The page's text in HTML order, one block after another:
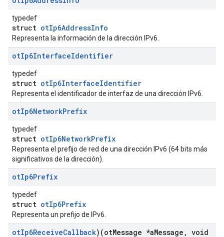
typedef
struct otIp6AddressInfo
Representa la información de la dirección IPv6.
otIp6InterfaceIdentifier
typedef
struct otIp6InterfaceIdentifier
Representa el identificador de interfaz de una dirección IPv6.
otIp6NetworkPrefix
typedef
struct otIp6NetworkPrefix
Representa el prefijo de red de una dirección IPv6 (64 bits más
significativos de la dirección).
otIp6Prefix
typedef
struct otIp6Prefix
Representa un prefijo de IPv6.
otIp6ReceiveCallback)(otMessage *aMessage , void